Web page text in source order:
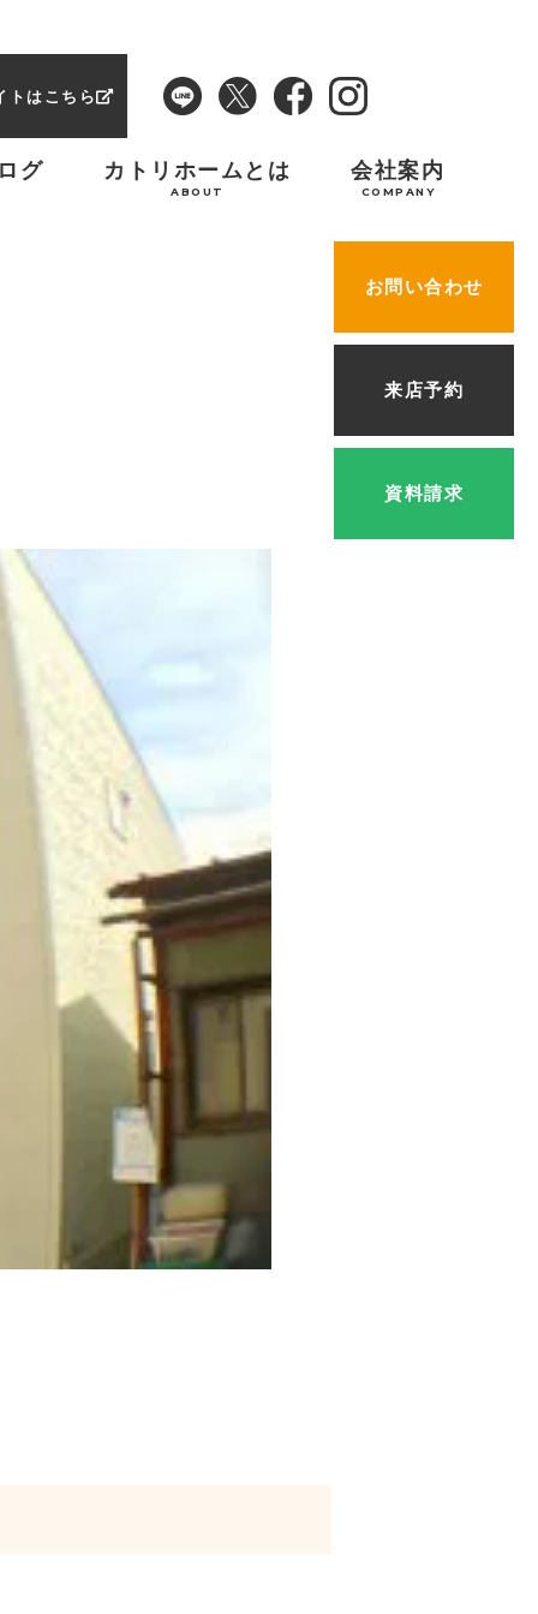
トはこちら
グ カトリホームとは
ABOUT
会社案内
COMPANY
お問い合わせ
来店予約
資料請求